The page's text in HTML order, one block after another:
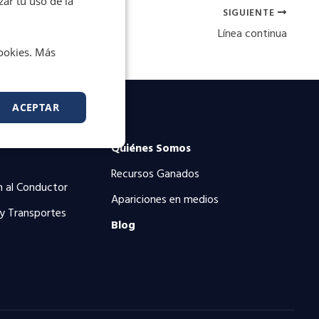
SIGUIENTE
Línea continua
al Conductor
Transportes
Quiénes Somos
Recursos Ganados
Apariciones en medios
Blog
Más
ACEPTAR